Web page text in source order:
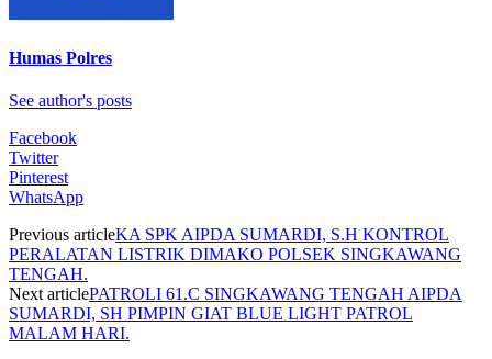
Humas Polres
See author's posts
Facebook
Twitter
Pinterest
WhatsApp
Previous articleKA SPK AIPDA SUMARDI, S.H KONTROL
PERALATAN LISTRIK DIMAKO POLSEK SINGKAWANG
TENGAH.
Next articlePATROLI 61.C SINGKAWANG TENGAH AIPDA
SUMARDI, SH PIMPIN GIAT BLUE LIGHT PATROL
MALAM HARI.